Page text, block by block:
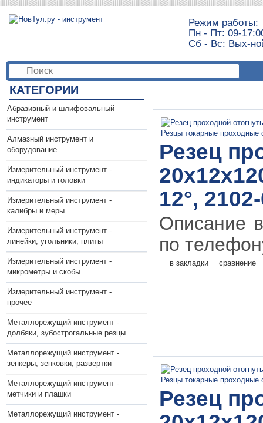
Режим работы:
Пн - Пт: 09-
Сб - Вс: Вых-
КАТЕГОРИИ
Абразивный и шлифовальный
инструмент
Алмазный инструмент и
оборудование
Измерительный инструмент -
индикаторы и головки
Измерительный инструмент -
калибры и меры
Измерительный инструмент -
линейки, угольники, плиты
Измерительный инструмент -
микрометры и скобы
Измерительный инструмент -
прочее
Металлорежущий инструмент -
долбяки, зубострогальные резцы
Металлорежущий инструмент -
зенкеры, зенковки, развертки
Металлорежущий инструмент -
метчики и плашки
Металлорежущий инструмент -
Резец
12°,
Описание
по
в закладки сравнение
Резец